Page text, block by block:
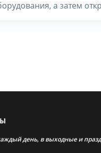
а затем
день, в выходные и